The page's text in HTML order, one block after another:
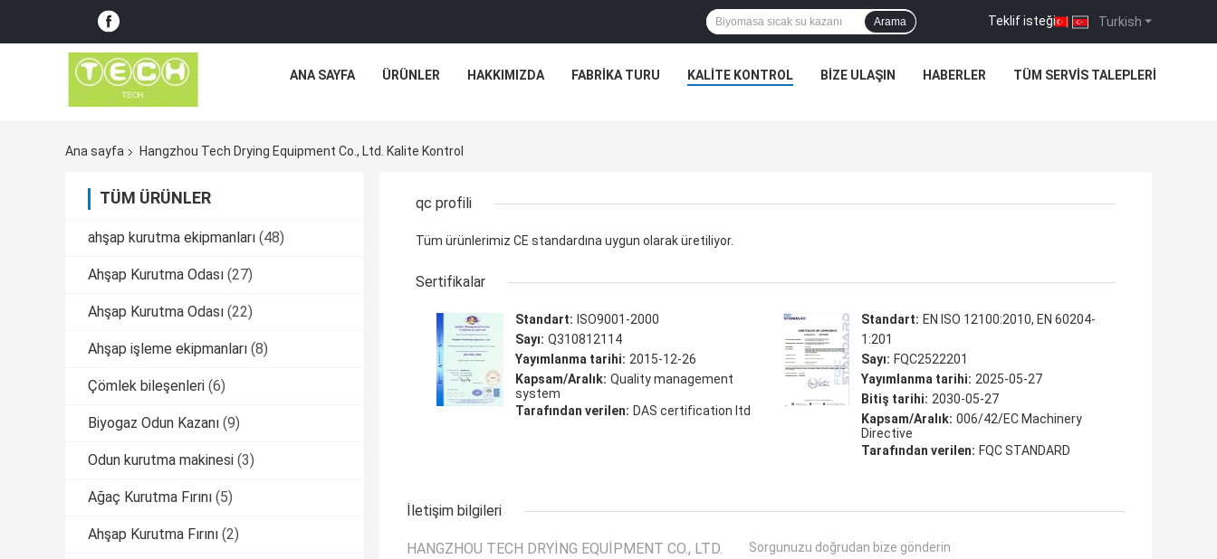
Turkish
Teklif isteği |
Arama
ANA SAYFA ÜRÜNLER HAKKIMIZDA FABRIKA TURU KALITE KONTROL BIZE ULAŞIN HABERLER TÜM SERVIS TALEPLERI
Ana sayfa Hangzhou Tech Drying Equipment Co., Ltd. Kalite Kontrol
TÜM ÜRÜNLER
ahşap kurutma ekipmanları (48)
Ahşap Kurutma Odası (27)
Ahşap Kurutma Odası (22)
Ahşap işleme ekipmanları (8)
Çömlek bileşenleri (6)
Biyogaz Odun Kazanı (9)
Odun kurutma makinesi (3)
Ağaç Kurutma Fırını (5)
Ahşap Kurutma Fırını (2)
qc profili
Tüm ürünlerimiz CE standardına uygun olarak üretiliyor.
Sertifikalar
Standart: ISO9001-2000
Sayı: Q310812114
Yayımlanma tarihi: 2015-12-26
Kapsam/Aralık: Quality management
system
Tarafından verilen: DAS certification ltd
Standart: EN ISO 12100:2010, EN 60204-
1:201
Sayı: FQC2522201
Yayımlanma tarihi: 2025-05-27
Bitiş tarihi: 2030-05-27
Kapsam/Aralık: 006/42/EC Machinery
Directive
Tarafından verilen: FQC STANDARD
İletişim bilgileri
HANGZHOU TECH DRYING EQUIPMENT CO., LTD. Sorgunuzu doğrudan bize gönderin